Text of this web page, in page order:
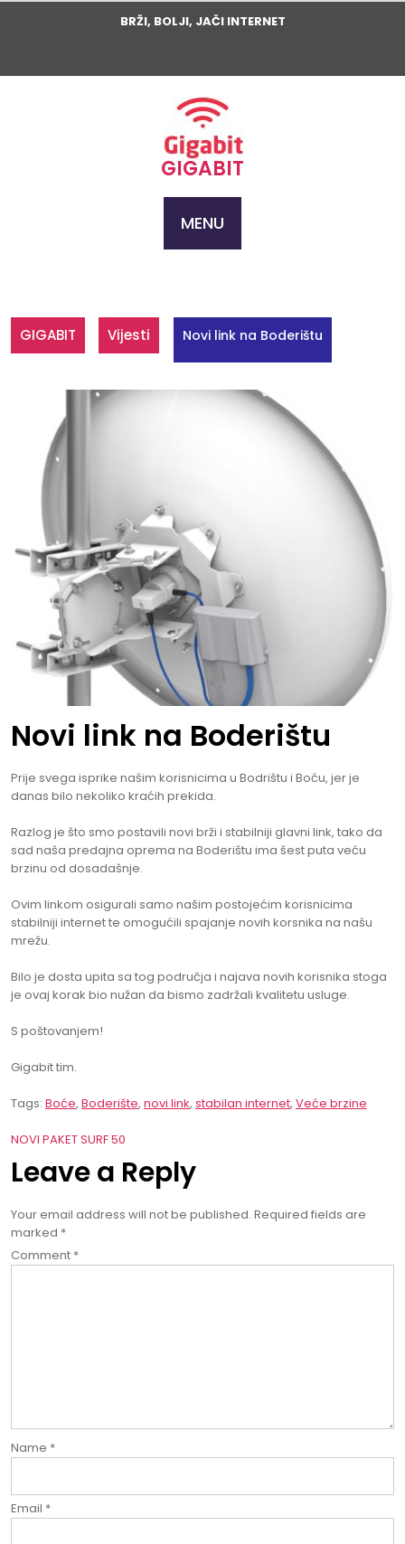
Skip
BRŽI, BOLJI, JAČI INTERNET
GIGABIT
MENU
GIGABIT Vijesti Novi link na Boderištu
Novi link na Boderištu
Prije svega isprike našim korisnicima u Bodrištu i Boću, jer je
danas bilo nekoliko kraćih prekida.
Razlog je što smo postavili novi brži i stabilniji glavni link, tako da
sad naša predajna oprema na Boderištu ima šest puta veću
brzinu od dosadašnje.
Ovim linkom osigurali samo našim postojećim korisnicima
stabilniji internet te omogućili spajanje novih korsnika na našu
mrežu.
Bilo je dosta upita sa tog područja i najava novih korisnika stoga
je ovaj korak bio nužan da bismo zadržali kvalitetu usluge.
S poštovanjem!
Gigabit tim.
Tags: Boće, Boderište, novi link, stabilan internet, Veće brzine
Post
navigation
NOVI PAKET SURF 50
Leave a Reply
Your email address will not be published. Required fields are
marked *
Comment *
Name *
Email *